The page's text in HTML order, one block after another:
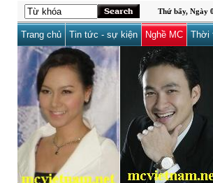
Thứ bẩy, Ngày
Trang chủ Tin tức - sự kiện Nghề MC Thời